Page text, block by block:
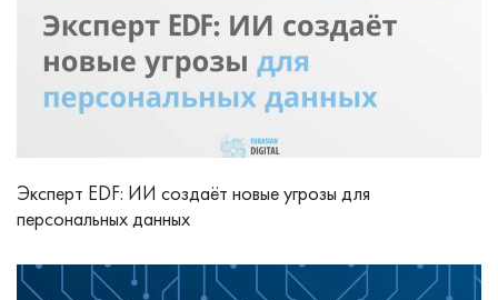
Эксперт EDF: ИИ создаёт новые угрозы для
персональных данных